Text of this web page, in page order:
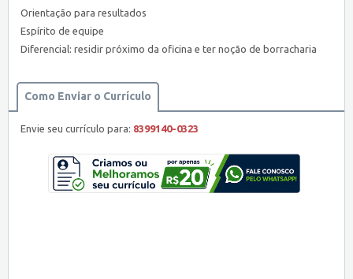
Orientação para resultados
Espírito de equipe
Diferencial: residir próximo da oficina e ter noção de borracharia
Como Enviar o Currículo
Envie seu currículo para: 8399140-0323